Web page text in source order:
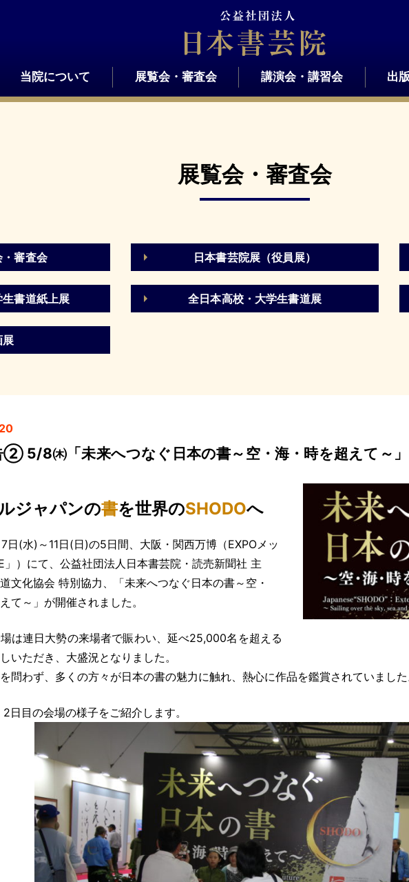
当院について 展覧会・審査会 講演会・講習会 出
展覧会・審査会
審査会 日本書芸院展（役員展）
書道紙上展 全日本高校・大学生書道展
展
② 5/8㈭「未来へつなぐ日本の書～空・海・時を超えて～」
ジャパンの書を世界のSHODOへ
日(水)～11日(日)の5日間、大阪・関西万博（EXPOメッ
」）にて、公益社団法人日本書芸院・読売新聞社 主
文化協会 特別協力、「未来へつなぐ日本の書～空・
て～」が開催されました。
は連日大勢の来場者で賑わい、延べ25,000名を超える
いただき、大盛況となりました。
問わず、多くの方々が日本の書の魅力に触れ、熱心に作品を鑑賞されていまし
日目の会場の様子をご紹介します。